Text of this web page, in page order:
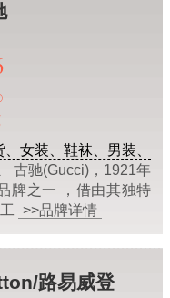
女装、鞋袜、男装、
古驰(Gucci)，1921年
牌之一 ，借由其独特
>>品牌详情
路易威登